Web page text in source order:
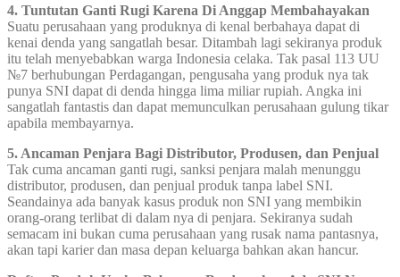
4. Tuntutan Ganti Rugi Karena Di Anggap Membahayakan
Suatu perusahaan yang produknya di kenal berbahaya dapat di
kenai denda yang sangatlah besar. Ditambah lagi sekiranya produk
itu telah menyebabkan warga Indonesia celaka. Tak pasal 113 UU
№7 berhubungan Perdagangan, pengusaha yang produk nya tak
punya SNI dapat di denda hingga lima miliar rupiah. Angka ini
sangatlah fantastis dan dapat memunculkan perusahaan gulung tikar
apabila membayarnya.
5. Ancaman Penjara Bagi Distributor, Produsen, dan Penjual
Tak cuma ancaman ganti rugi, sanksi penjara malah menunggu
distributor, produsen, dan penjual produk tanpa label SNI.
Seandainya ada banyak kasus produk non SNI yang membikin
orang-orang terlibat di dalam nya di penjara. Sekiranya sudah
semacam ini bukan cuma perusahaan yang rusak nama pantasnya,
akan tapi karier dan masa depan keluarga bahkan akan hancur.